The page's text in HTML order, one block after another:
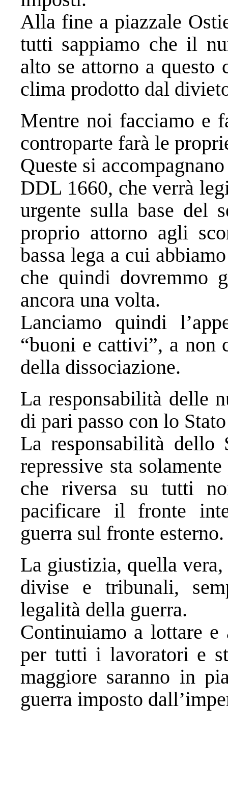
Alla fine a piazzale
tutti sappiamo che il
alto se attorno a questo
clima prodotto dal
Mentre noi facciamo e
controparte farà le
Queste si
DDL 1660, che verrà
urgente sulla base del
proprio attorno agli
bassa lega a cui
che quindi dovremmo
ancora una volta.
Lanciamo quindi
“buoni e cattivi”, a non
della dissociazione.
La responsabilità delle
di pari passo con lo
La responsabilità dello
repressive sta
che riversa su tutti
pacificare il fronte
guerra sul fronte esterno.
La giustizia, quella
divise e tribunali,
legalità della guerra.
Continuiamo a lottare
per tutti i lavoratori e
maggiore saranno in
guerra imposto